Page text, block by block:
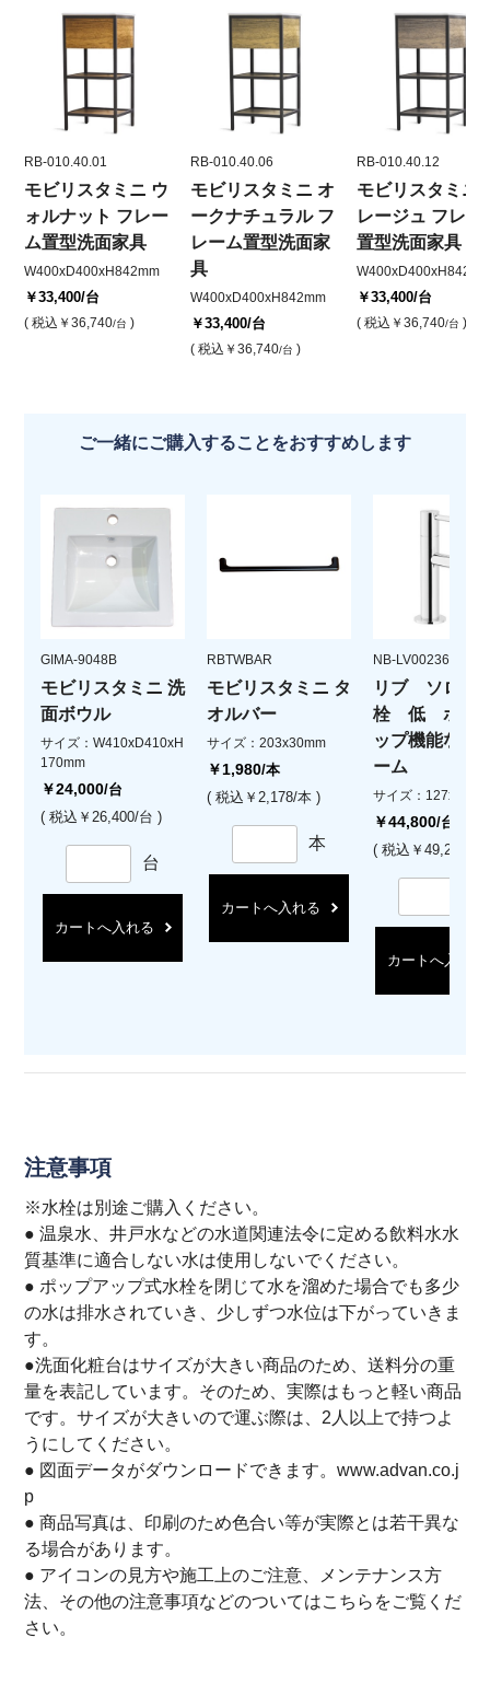
RB-010.40.01
モビリスタミニ ウ
ォルナット フレー
ム置型洗面家具
W400xD400xH842mm
￥33,400/台
( 税込 ￥36,740/台 )
RB-010.40.06
モビリスタミニ オ
ークナチュラル フ
レーム置型洗面家
具
W400xD400xH842mm
￥33,400/台
( 税込 ￥36,740/台 )
RB-010.40.12
モビリスタミニ
レージュ フレー
置型洗面家具
W400xD400xH842
￥33,400/台
( 税込 ￥36,740/台 )
ご一緒にご購入することをおすすめします
GIMA-9048B
モビリスタミニ 洗
面ボウル
サイズ：W410xD410xH
170mm
￥24,000/台
( 税込￥26,400/台 )
台
カートへ入れる
RBTWBAR
モビリスタミニ タ
オルバー
サイズ：203x30mm
￥1,980/本
( 税込￥2,178/本 )
本
カートへ入れる
NB-LV00236.CR
リブ ソロ 単
栓 低 ポッ
ップ機能なし
ーム
サイズ：127xH158
￥44,800/台
( 税込￥49,280/台
カートへ入れる
注意事項
※水栓は別途ご購入ください。
● 温泉水、井戸水などの水道関連法令に定める飲料水水
質基準に適合しない水は使用しないでください。
● ポップアップ式水栓を閉じて水を溜めた場合でも多少
の水は排水されていき、少しずつ水位は下がっていきま
す。
●洗面化粧台はサイズが大きい商品のため、送料分の重
量を表記しています。そのため、実際はもっと軽い商品
です。サイズが大きいので運ぶ際は、2人以上で持つよ
うにしてください。
● 図面データがダウンロードできます。www.advan.co.j
p
● 商品写真は、印刷のため色合い等が実際とは若干異な
る場合があります。
● アイコンの見方や施工上のご注意、メンテナンス方
法、その他の注意事項などのついてはこちらをご覧くだ
さい。